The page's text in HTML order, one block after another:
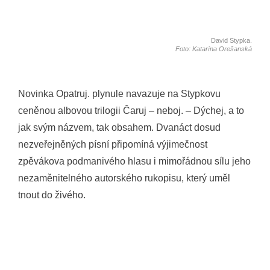
David Stypka.
Foto: Katarína Orešanská
Novinka Opatruj. plynule navazuje na Stypkovu
ceněnou albovou trilogii Čaruj – neboj. – Dýchej, a to
jak svým názvem, tak obsahem. Dvanáct dosud
nezveřejněných písní připomíná výjimečnost
zpěvákova podmanivého hlasu i mimořádnou sílu jeho
nezaměnitelného autorského rukopisu, který uměl
tnout do živého.